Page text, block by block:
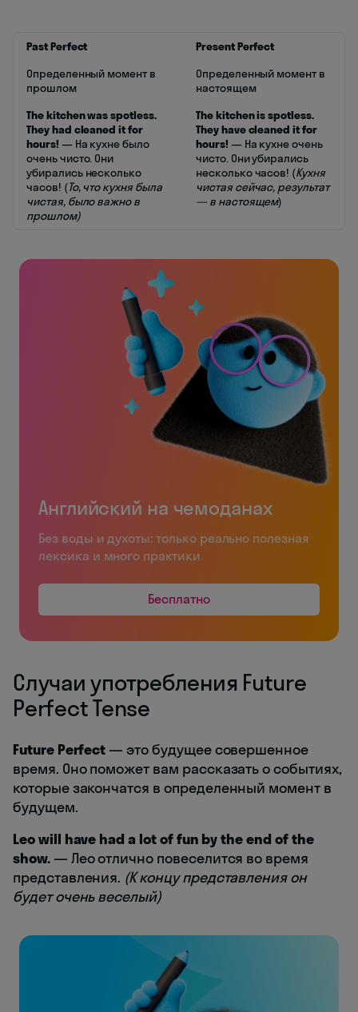
Past Perfect
Present Perfect
Определенный момент в
прошлом
Определенный момент в
настоящем
The kitchen was spotless.
They had cleaned it for
hours! — На кухне было
очень чисто. Они
убирались несколько
часов! (То, что кухня была
чистая, было важно в
прошлом)
The kitchen is spotless.
They have cleaned it for
hours! — На кухне очень
чисто. Они убирались
несколько часов! (Кухня
чистая сейчас, результат
— в настоящем)
Английский на чемоданах
Без воды и духоты: только реально полезная
лексика и много практики
Бесплатно
Случаи употребления Future
Perfect Tense
Future Perfect — это будущее совершенное
время. Оно поможет вам рассказать о событиях,
которые закончатся в определенный момент в
будущем.
Leo will have had a lot of fun by the end of the
show.— Лео отлично повеселится во время
представления. (К концу представления он
будет очень веселый)